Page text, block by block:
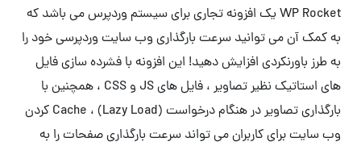
WP Rocket یک افزونه تجاری برای سیستم وردپرس می باشد که
به کمک آن می توانید سرعت بارگذاری وب سایت وردپرسی خود را
به طرز باورنکردی افزایش دهید! این افزونه با فشرده سازی فایل
های استاتیک نظیر تصاویر ، فایل های JS و CSS ، همچنین با
بارگذاری تصاویر در هنگام درخواست (Lazy Load) ، Cache کردن
وب سایت برای کاربران می تواند سرعت بارگذاری صفحات را به